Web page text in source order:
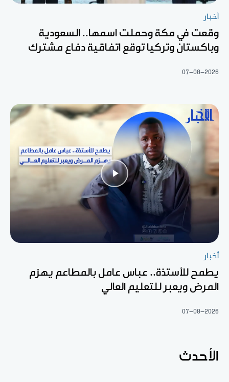
أخبار
وقعت في مكة وحملت اسمها.. السعودية
وباكستان وتركيا توقع اتفاقية دفاع مشترك
07-08-2026
أخبار
يطمح للأستذة.. عباس عامل بالمطاعم يهزم
المرض ويعبر للتعليم العالي
07-08-2026
الأحدث